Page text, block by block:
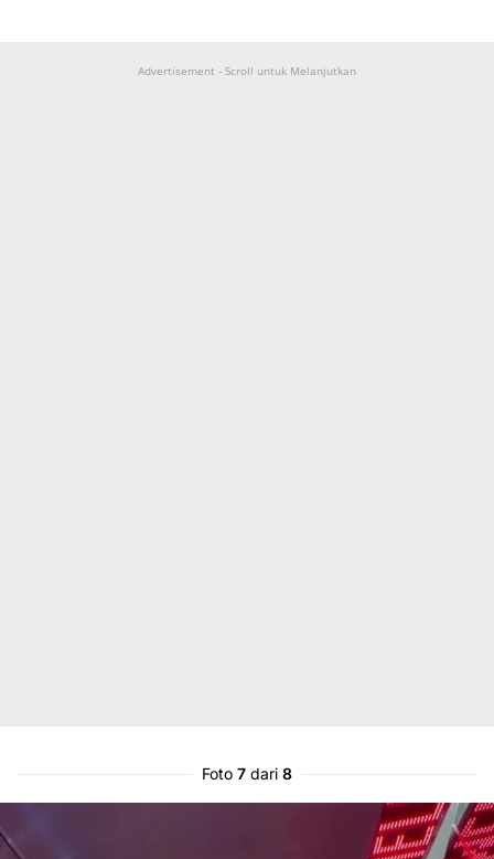
Advertisement - Scroll untuk Melanjutkan
Foto 7 dari 8